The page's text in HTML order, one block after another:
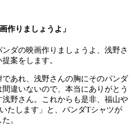
作りましょうよ」
ダの映画作りましょうよ、浅野さ
案をします。
あれ、浅野さんの胸にそのパンダ
違いないので、本当にありがとう
野さん。これからも是非、福山や
たします」と、パンダTシャツが
。